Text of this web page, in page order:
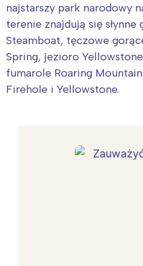
najstarszy park narodowy
terenie znajdują się
Steamboat, tęczowe
Spring, jezioro
fumarole Roaring
Firehole i Yellowstone.